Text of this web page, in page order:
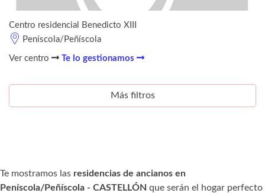
Centro residencial Benedicto XIII
Peníscola/Peñíscola
Ver centro Te lo gestionamos
Más filtros
Te mostramos las residencias de ancianos en
Peníscola/Peñíscola - CASTELLÓN que serán el hogar perfecto